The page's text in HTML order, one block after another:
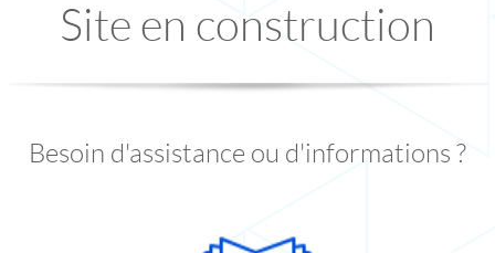
Site en construction
Besoin d'assistance ou d'informations ?